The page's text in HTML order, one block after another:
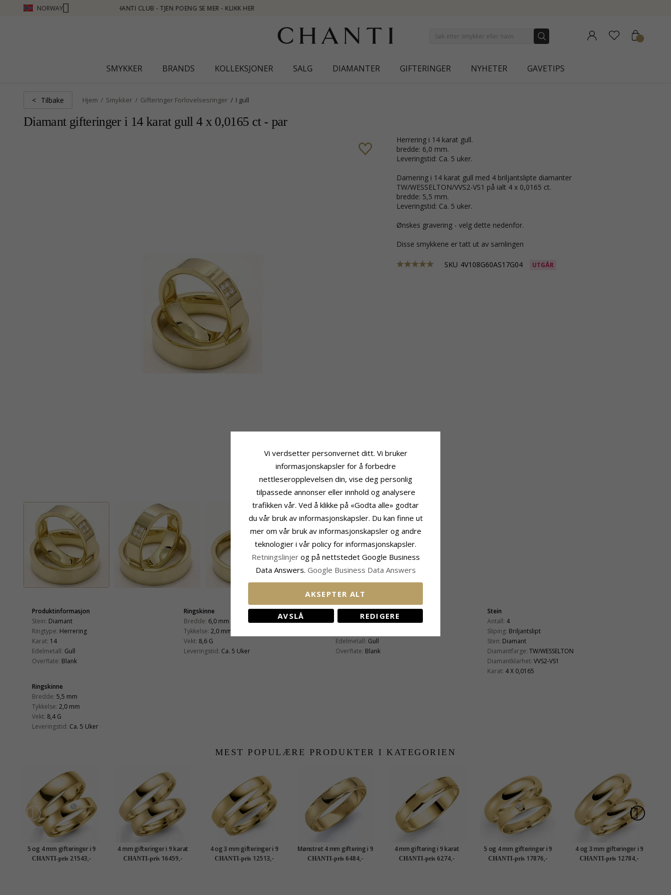
NORWAY
SE MER - KLIKK HER
SMYKKER BRANDS KOLLEKSJONER SALG DIAMANTER GIFTERINGER NYHETER GAVETIPS
< Tilbake Hjem Smykker Gifteringer Forlovelsesringer I gull
Diamant gifteringer i 14 karat gull 4 x 0,0165 ct - par
Herrering i 14 karat gull.
bredde: 6,0 mm.
Leveringstid: Ca. 5 uker.
Damering i 14 karat gull med 4 briljantslipte diamanter
TW/WESSELTON/VVS2-VS1 på ialt 4 x 0,0165 ct.
bredde: 5,5 mm.
Leveringstid: Ca. 5 uker.
Ønskes gravering - velg dette nedenfor.
Disse smykkene er tatt ut av samlingen
SKU 4V108G60AS17G04 UTGÅR
Produktinformasjon
Stein: Diamant
Ringtype: Herrering
Karat: 14
Edelmetall: Gull
Overflate: Blank
Ringskinne
Bredde: 6,0 mm
Tykkelse: 2,0 mm
Vekt: 8,6 G
Leveringstid: Ca. 5 Uker
Produktinformasjon
Ringtype:Damering
Edelmetall: Gull
Overflate: Blank
Stein
Antall: 4
Sliping: Briljantslipt
Sten: Diamant
Diamantfarge: TW/WESSELTON
Diamantklarhet: VVS2-VS1
Karat: 4 X 0,0165
Ringskinne
Bredde: 5,5 mm
Tykkelse: 2,0 mm
Vekt: 8,4 G
Leveringstid: Ca. 5 Uker
MEST POPULÆRE PRODUKTER I KATEGORIEN
5 og 4 mm gifteringer i 9
karat gull 0,03 ct - par
CHANTI-pris 21543,-
4 mm gifteringer i 9 karat
gull - par
CHANTI-pris 16459,-
4 og 3 mm gifteringer i 9
karat gull - par
CHANTI-pris 12513,-
Mønstret 4 mm giftering i 9
karat gull
CHANTI-pris 6484,-
4 mm giftering i 9 karat
gull
CHANTI-pris 6274,-
5 og 4 mm gifteringer i 9
karat gull 0,03 ct - par
CHANTI-pris 17876,-
4 og 3 mm gifteringer i 9
karat gull - par
CHANTI-pris 12784,-
Vi verdsetter personvernet ditt. Vi bruker
informasjonskapsler for å forbedre
nettleseropplevelsen din, vise deg personlig
tilpassede annonser eller innhold og analysere
trafikken vår. Ved å klikke på «Godta alle» godtar
du vår bruk av informasjonskapsler. Du kan finne ut
mer om vår bruk av informasjonskapsler og andre
teknologier i vår policy for informasjonskapsler.
Retningslinjer og på nettstedet Google Business
Data Answers. Google Business Data Answers
AKSEPTER ALT
AVSLÅ REDIGERE